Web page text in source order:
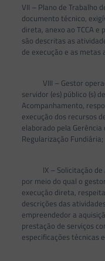
VII – Plano de Trabalho
documento técnico,
direta, anexo ao TCCA
são descritas as
de execução e as metas
VIII – Gestor
servidor (es) público (s)
Acompanhamento,
execução dos recursos
elaborado pela
Regularização Fundiária;
IX – Solicitação de
por meio do qual o
execução direta,
descrições das
empreendedor a
prestação de serviços
especificações técnicas